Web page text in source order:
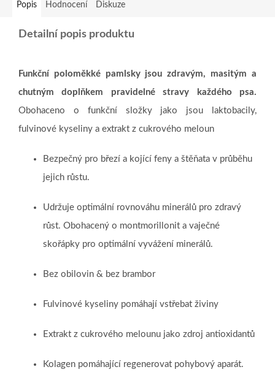
Popis Hodnocení Diskuze
Detailní popis produktu
Funkční poloměkké pamlsky jsou zdravým, masitým a
chutným doplňkem pravidelné stravy každého psa.
Obohaceno o funkční složky jako jsou laktobacily,
fulvinové kyseliny a extrakt z cukrového meloun
Bezpečný pro březí a kojící feny a štěňata v průběhu
jejich růstu.
Udržuje optimální rovnováhu minerálů pro zdravý
růst. Obohacený o montmorillonit a vaječné
skořápky pro optimální vyvážení minerálů.
Bez obilovin & bez brambor
Fulvinové kyseliny pomáhají vstřebat živiny
Extrakt z cukrového melounu jako zdroj antioxidantů
Kolagen pomáhající regenerovat pohybový aparát.